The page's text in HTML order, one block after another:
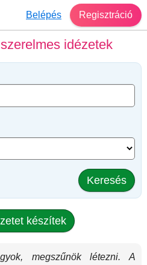
Belépés Regisztráció
idézetek
Keresés
készítek
megszűnök létezni. A